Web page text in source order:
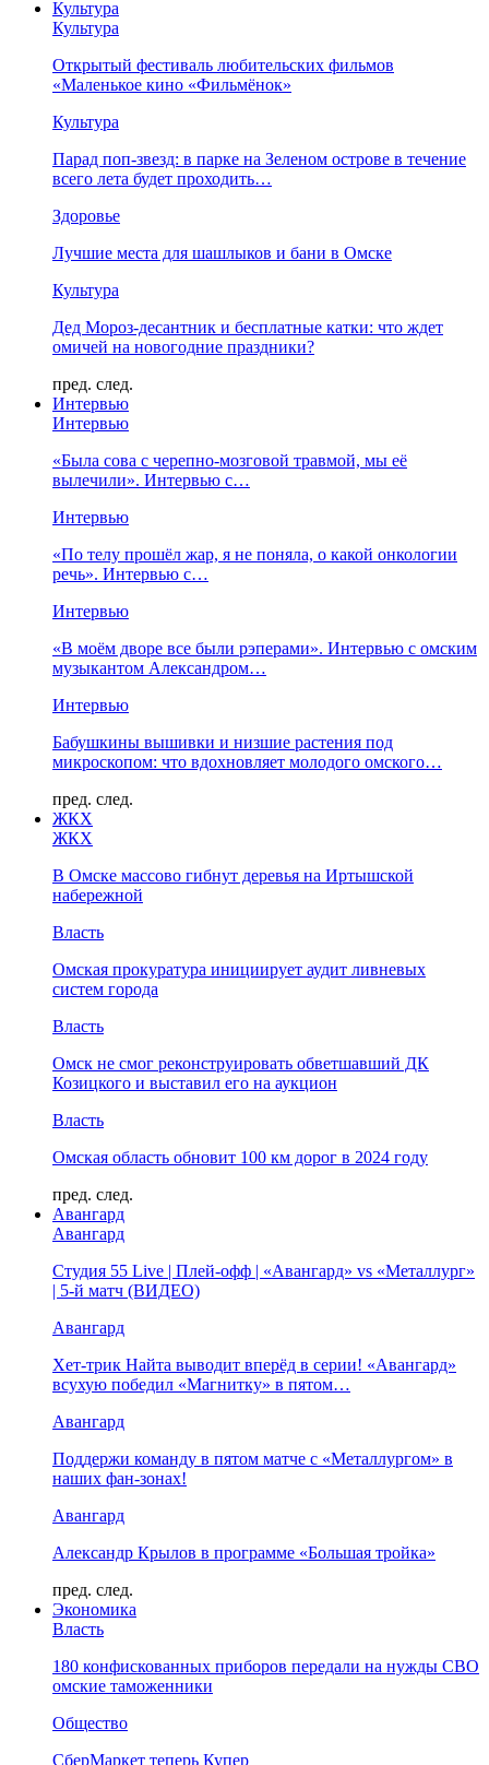
Культура
Культура
Открытый фестиваль любительских фильмов
«Маленькое кино «Фильмёнок»
Культура
Парад поп-звезд: в парке на Зеленом острове в течение
всего лета будет проходить…
Здоровье
Лучшие места для шашлыков и бани в Омске
Культура
Дед Мороз-десантник и бесплатные катки: что ждет
омичей на новогодние праздники?
пред. след.
Интервью
Интервью
«Была сова с черепно-мозговой травмой, мы её
вылечили». Интервью с…
Интервью
«По телу прошёл жар, я не поняла, о какой онкологии
речь». Интервью с…
Интервью
«В моём дворе все были рэперами». Интервью с омским
музыкантом Александром…
Интервью
Бабушкины вышивки и низшие растения под
микроскопом: что вдохновляет молодого омского…
пред. след.
ЖКХ
ЖКХ
В Омске массово гибнут деревья на Иртышской
набережной
Власть
Омская прокуратура инициирует аудит ливневых
систем города
Власть
Омск не смог реконструировать обветшавший ДК
Козицкого и выставил его на аукцион
Власть
Омская область обновит 100 км дорог в 2024 году
пред. след.
Авангард
Авангард
Студия 55 Live | Плей-офф | «Авангард» vs «Металлург»
| 5-й матч (ВИДЕО)
Авангард
Хет-трик Найта выводит вперёд в серии! «Авангард»
всухую победил «Магнитку» в пятом…
Авангард
Поддержи команду в пятом матче с «Металлургом» в
наших фан-зонах!
Авангард
Александр Крылов в программе «Большая тройка»
пред. след.
Экономика
Власть
180 конфискованных приборов передали на нужды СВО
омские таможенники
Общество
СберМаркет теперь Купер